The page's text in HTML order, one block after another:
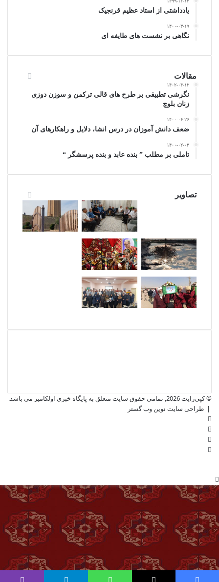
یادداشتی از استاد عظیم قرنجیک
۱۴۰۰-۰۳-۱۹
نگاهی بر نشست های طایفه ای
مقالات
۱۴۰۲-۰۴-۱۲
نگرشی تطبیقی بر طرح ­های قالی ترکمن و سوزن دوزی
زنان بلوچ
۱۴۰۰-۰۶-۲۶
ضعف دانش آموزان در درس انشا، دلایل و راهکارهای آن
۱۴۰۰-۰۲-۰۳
تاملی بر مطلب ” بنده عابد و بنده پرسشگر “
تصاویر
© کپی‌رایت 2026, تمامی حقوق سایت متعلق به پایگاه خبری اولکامیز می باشد.
| طراحی سایت نوین وب گستر
بازگشت
به